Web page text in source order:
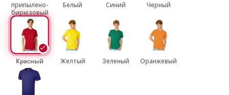
припылено-
бирюзовый
Белый Синий Черный
Красный Желтый Зеленый Оранжевый